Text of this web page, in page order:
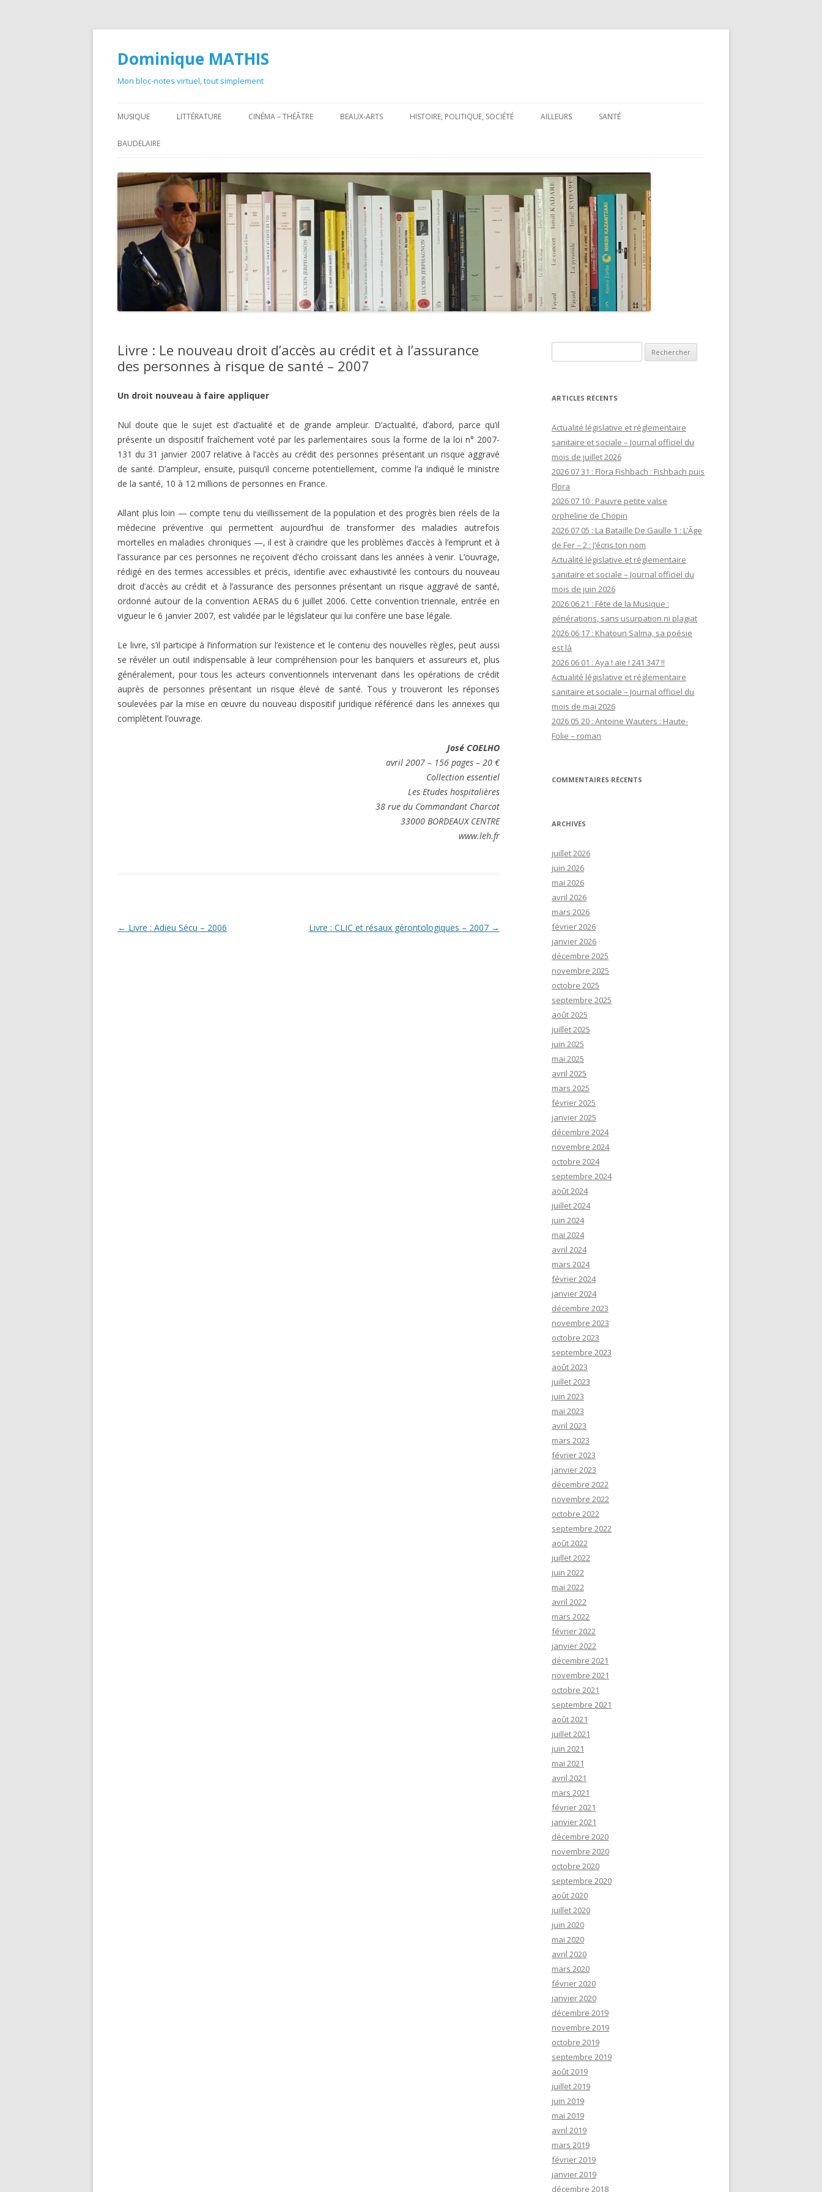
Dominique MATHIS
Mon bloc-notes virtuel, tout simplement
au
contenu
MUSIQUE LITTÉRATURE CINÉMA – THÉÂTRE BEAUX-ARTS HISTOIRE, POLITIQUE, SOCIÉTÉ AILLEURS SANTÉ
SANTÉ : RUBRIQUE LÉGISLATIVE &
RÉGLEMENTAIRE
MON PARCOURS
BAUDELAIRE
Livre : Le nouveau droit d’accès au crédit et à l’assurance
des personnes à risque de santé – 2007
Un droit nouveau à faire appliquer
Nul doute que le sujet est d’actualité et de grande ampleur. D’actualité, d’abord, parce qu’il
présente un dispositif fraîchement voté par les parlementaires sous la forme de la loi n° 2007-
131 du 31 janvier 2007 relative à l’accès au crédit des personnes présentant un risque aggravé
de santé. D’ampleur, ensuite, puisqu’il concerne potentiellement, comme l’a indiqué le ministre
de la santé, 10 à 12 millions de personnes en France.
Allant plus loin — compte tenu du vieillissement de la population et des progrès bien réels de la
médecine préventive qui permettent aujourd’hui de transformer des maladies autrefois
mortelles en maladies chroniques —, il est à craindre que les problèmes d’accès à l’emprunt et à
l’assurance par ces personnes ne reçoivent d’écho croissant dans les années à venir. L’ouvrage,
rédigé en des termes accessibles et précis, identifie avec exhaustivité les contours du nouveau
droit d’accès au crédit et à l’assurance des personnes présentant un risque aggravé de santé,
ordonné autour de la convention AERAS du 6 juillet 2006. Cette convention triennale, entrée en
vigueur le 6 janvier 2007, est validée par le législateur qui lui confère une base légale.
Le livre, s’il participe à l’information sur l’existence et le contenu des nouvelles règles, peut aussi
se révéler un outil indispensable à leur compréhension pour les banquiers et assureurs et, plus
généralement, pour tous les acteurs conventionnels intervenant dans les opérations de crédit
auprès de personnes présentant un risque élevé de santé. Tous y trouveront les réponses
soulevées par la mise en œuvre du nouveau dispositif juridique référencé dans les annexes qui
complètent l’ouvrage.
José COELHO
avril 2007 – 156 pages – 20 €
Collection essentiel
Les Etudes hospitalières
38 rue du Commandant Charcot
33000 BORDEAUX CENTRE
www.leh.fr
Navigation
← Livre : Adieu Sécu – 2006 Livre : CLIC et résaux gérontologiques – 2007 →
ARTICLES RÉCENTS
Actualité législative et réglementaire
sanitaire et sociale – Journal officiel du
mois de juillet 2026
2026 07 31 : Flora Fishbach : Fishbach puis
Flora
2026 07 10 : Pauvre petite valse
orpheline de Chopin
2026 07 05 : La Bataille De Gaulle 1 : L’Âge
de Fer – 2 : J’écris ton nom
Actualité législative et réglementaire
sanitaire et sociale – Journal officiel du
mois de juin 2026
2026 06 21 : Fête de la Musique :
générations, sans usurpation ni plagiat
2026 06 17 : Khatoun Salma, sa poésie
est là
2026 06 01 : Aya ! aïe ! 241 347 !!
Actualité législative et réglementaire
sanitaire et sociale – Journal officiel du
mois de mai 2026
2026 05 20 : Antoine Wauters : Haute-
Folie – roman
COMMENTAIRES RÉCENTS
ARCHIVES
juillet 2026
juin 2026
mai 2026
avril 2026
mars 2026
février 2026
janvier 2026
décembre 2025
novembre 2025
octobre 2025
septembre 2025
août 2025
juillet 2025
juin 2025
mai 2025
avril 2025
mars 2025
février 2025
janvier 2025
décembre 2024
novembre 2024
octobre 2024
septembre 2024
août 2024
juillet 2024
juin 2024
mai 2024
avril 2024
mars 2024
février 2024
janvier 2024
décembre 2023
novembre 2023
octobre 2023
septembre 2023
août 2023
juillet 2023
juin 2023
mai 2023
avril 2023
mars 2023
février 2023
janvier 2023
décembre 2022
novembre 2022
octobre 2022
septembre 2022
août 2022
juillet 2022
juin 2022
mai 2022
avril 2022
mars 2022
février 2022
janvier 2022
décembre 2021
novembre 2021
octobre 2021
septembre 2021
août 2021
juillet 2021
juin 2021
mai 2021
avril 2021
mars 2021
février 2021
janvier 2021
décembre 2020
novembre 2020
octobre 2020
septembre 2020
août 2020
juillet 2020
juin 2020
mai 2020
avril 2020
mars 2020
février 2020
janvier 2020
décembre 2019
novembre 2019
octobre 2019
septembre 2019
août 2019
juillet 2019
juin 2019
mai 2019
avril 2019
mars 2019
février 2019
janvier 2019
décembre 2018